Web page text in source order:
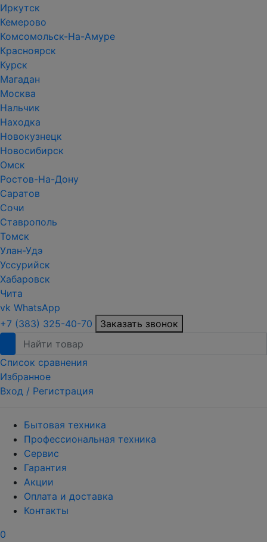
Иркутск
Кемерово
Комсомольск-На-Амуре
Красноярск
Курск
Магадан
Москва
Нальчик
Находка
Новокузнецк
Новосибирск
Омск
Ростов-На-Дону
Саратов
Сочи
Ставрополь
Томск
Улан-Удэ
Уссурийск
Хабаровск
Чита
vk WhatsApp
+7 (383) 325-40-70
Заказать звонок
Список сравнения
Избранное
Вход / Регистрация
Бытовая техника
Профессиональная техника
Сервис
Гарантия
Акции
Оплата и доставка
Контакты
0